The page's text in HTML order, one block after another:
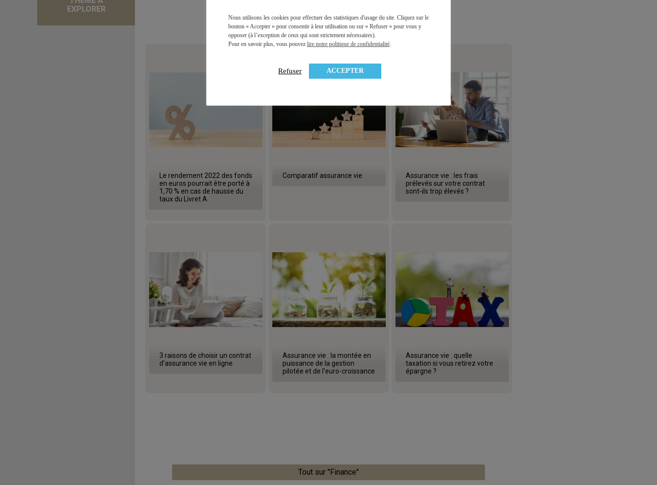
À lire aussi …
Le rendement 2022 des fonds
en euros pourrait être porté à
1,70 % en cas de hausse du
taux du Livret A
Comparatif assurance vie
Assurance vie : les frais
prélevés sur votre contrat
sont-ils trop élevés ?
3 raisons de choisir un contrat
d’assurance vie en ligne
Assurance vie : la montée en
puissance de la gestion
pilotée et de l’euro-croissance
Assurance vie : quelle
taxation si vous retirez votre
épargne ?
Tout sur "Finance"
EXPLORER
Nous utilisons les cookies pour effectuer des statistiques d'usage du site. Cliquez sur le
bouton « Accepter » pour consentir à leur utilisation ou sur « Refuser » pour vous y
opposer (à l’exception de ceux qui sont strictement nécessaires).
Pour en savoir plus, vous pouvez lire notre politique de confidentialité
Refuser ACCEPTER